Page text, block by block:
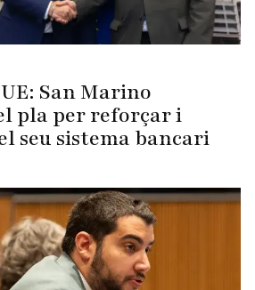
San Marino
pla per reforçar i
seu sistema bancari